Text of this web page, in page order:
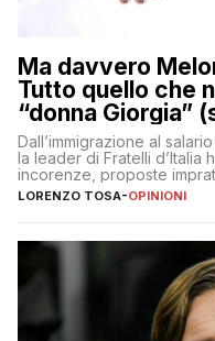
Ma davvero
Tutto quello che
“donna Giorgia”
Dall’immigrazione al
la leader di Fratelli d’Italia
incorenze, proposte
nessuno – a destra come
LORENZO TOSA-OPINIONI